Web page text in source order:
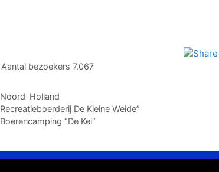
Aantal bezoekers 7.067
Categorieën
Noord-Holland
Recreatieboerderij De Kleine Weide”
Boerencamping “De Kei”